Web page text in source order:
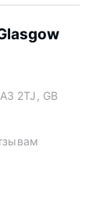
2TJ, GB